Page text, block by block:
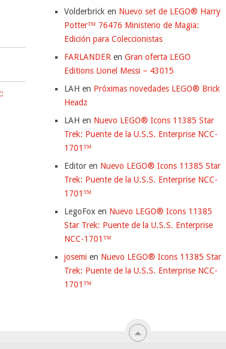
Volderbrick en Nuevo set de LEGO® Harry
Potter™ 76476 Ministerio de Magia:
Edición para Coleccionistas
FARLANDER en Gran oferta LEGO
Editions Lionel Messi – 43015
LAH en Próximas novedades LEGO® Brick
Headz
LAH en Nuevo LEGO® Icons 11385 Star
Trek: Puente de la U.S.S. Enterprise NCC-
1701™
Editoren Nuevo LEGO® Icons 11385 Star
Trek: Puente de la U.S.S. Enterprise NCC-
1701™
LegoFoxen Nuevo LEGO® Icons 11385
Star Trek: Puente de la U.S.S. Enterprise
NCC-1701™
josemi en Nuevo LEGO® Icons 11385 Star
Trek: Puente de la U.S.S. Enterprise NCC-
1701™